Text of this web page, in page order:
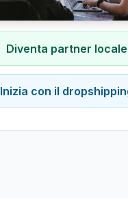
Diventa partner locale
Inizia con il